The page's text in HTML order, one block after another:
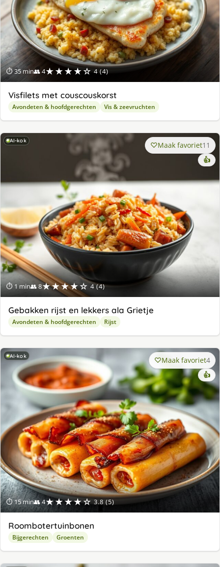
⏱ 35 min👥 4★★★★☆ 4 (4)
Visfilets met couscouskorst
Avondeten & hoofdgerechten Vis & zeevruchten
AI-kok
⏱ 1 min👥 8★★★★☆ 4 (4)
Maak favoriet11
👍
Gebakken rijst en lekkers ala Grietje
Avondeten & hoofdgerechten Rijst
AI-kok
⏱ 15 min👥 4★★★★☆ 3.8 (5)
Maak favoriet4
👍
Roombotertuinbonen
Bijgerechten Groenten